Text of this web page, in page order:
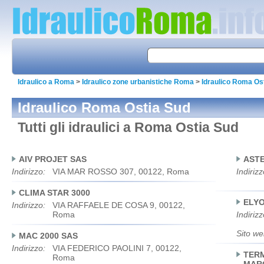
Idraulico a Roma > Idraulico zone urbanistiche Roma > Idraulico Roma
Idraulico Roma Ostia Sud
Tutti gli idraulici a Roma Ostia Sud
AIV PROJET SAS
Indirizzo:
VIA MAR ROSSO 307, 00122, Roma
CLIMA STAR 3000
Indirizzo:
VIA RAFFAELE DE COSA 9, 00122,
Roma
Sito
MAC 2000 SAS
Indirizzo:
VIA FEDERICO PAOLINI 7, 00122,
Roma